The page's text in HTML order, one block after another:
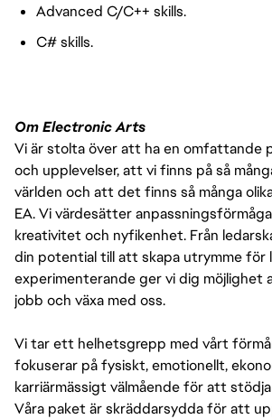
Advanced C/C++ skills.
C# skills.
Om Electronic Arts
Vi är stolta över att ha en omfattande
och upplevelser, att vi finns på så
världen och att det finns så många
EA. Vi värdesätter
kreativitet och nyfikenhet. Från
din potential till att skapa utrymme för
experimenterande ger vi dig
jobb och växa med oss.
Vi tar ett helhetsgrepp med vårt
fokuserar på fysiskt, emotionellt,
karriärmässigt välmående för att
Våra paket är skräddarsydda för att